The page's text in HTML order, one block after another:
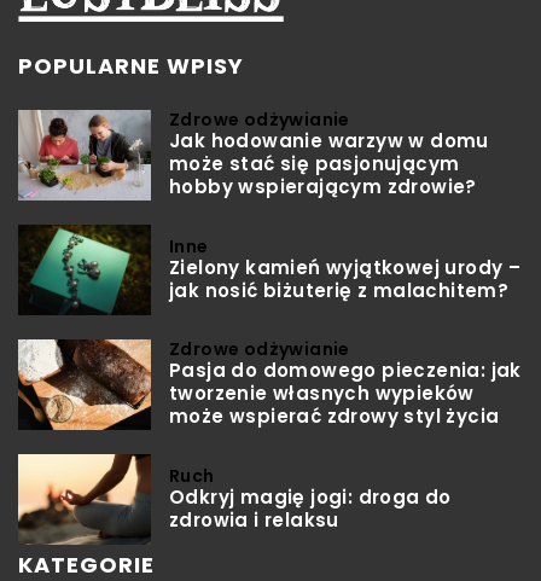
POPULARNE WPISY
Zdrowe odżywianie
Jak hodowanie warzyw w domu
może stać się pasjonującym
hobby wspierającym zdrowie?
Inne
Zielony kamień wyjątkowej urody –
jak nosić biżuterię z malachitem?
Zdrowe odżywianie
Pasja do domowego pieczenia: jak
tworzenie własnych wypieków
może wspierać zdrowy styl życia
Ruch
Odkryj magię jogi: droga do
zdrowia i relaksu
KATEGORIE